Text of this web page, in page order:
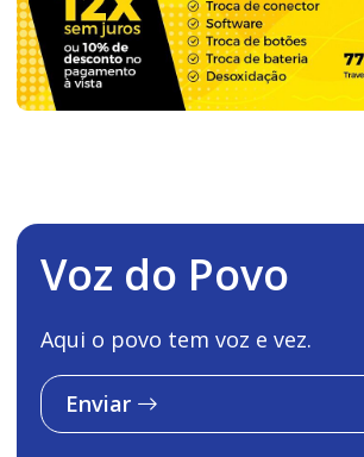
Voz do Povo
Aqui o povo tem voz e vez.
Enviar